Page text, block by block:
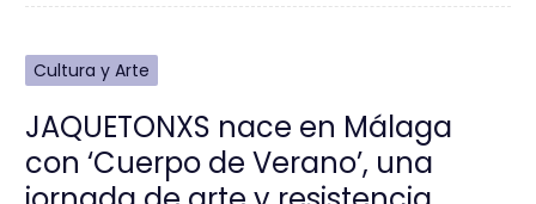
Cultura y Arte
JAQUETONXS nace en Málaga
con ‘Cuerpo de Verano’, una